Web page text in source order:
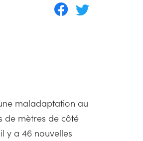
maladaptation au
de mètres de côté
y a 46 nouvelles